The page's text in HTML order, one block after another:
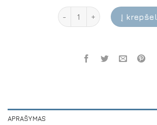
produkto kiekis:
Į
APRAŠYMAS